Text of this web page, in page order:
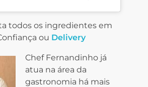
todos os ingredientes em
ou Delivery
Chef Fernandinho já
atua na área da
gastronomia há mais